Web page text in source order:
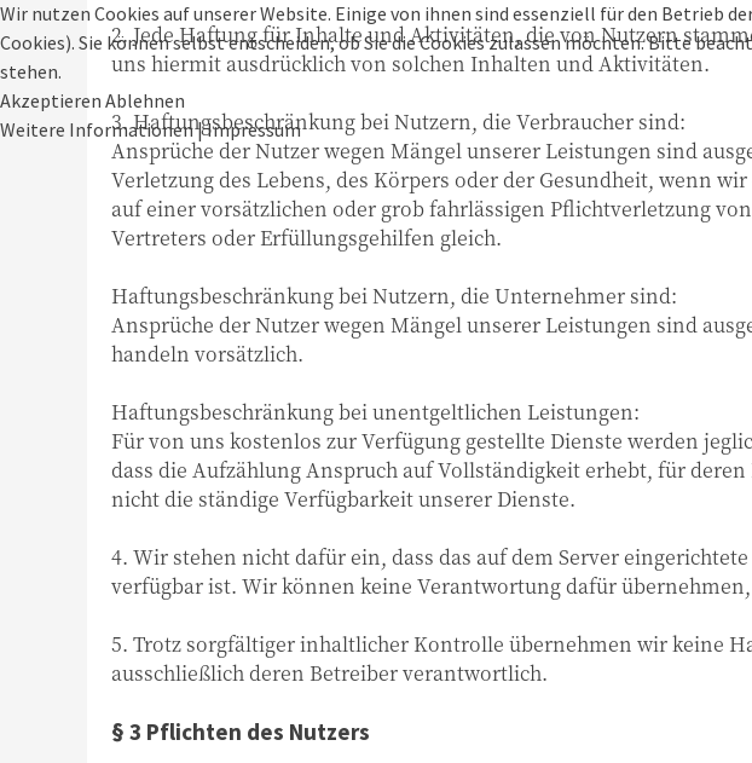
2. Jede Haftung für Inhalte und Aktivitäten, die von Nutzern
uns hiermit ausdrücklich von solchen Inhalten und Aktivitäten.
3. Haftungsbeschränkung bei Nutzern, die Verbraucher sind:
Ansprüche der Nutzer wegen Mängel unserer Leistungen sind
Verletzung des Lebens, des Körpers oder der Gesundheit, wenn
auf einer vorsätzlichen oder grob fahrlässigen Pflichtverletzung
Vertreters oder Erfüllungsgehilfen gleich.
Haftungsbeschränkung bei Nutzern, die Unternehmer sind:
Ansprüche der Nutzer wegen Mängel unserer Leistungen sind
handeln vorsätzlich.
Haftungsbeschränkung bei unentgeltlichen Leistungen:
Für von uns kostenlos zur Verfügung gestellte Dienste werden
dass die Aufzählung Anspruch auf Vollständigkeit erhebt, für
nicht die ständige Verfügbarkeit unserer Dienste.
4. Wir stehen nicht dafür ein, dass das auf dem Server
verfügbar ist. Wir können keine Verantwortung dafür
5. Trotz sorgfältiger inhaltlicher Kontrolle übernehmen wir keine
ausschließlich deren Betreiber verantwortlich.
§ 3 Pflichten des Nutzers
Wir nutzen Cookies auf unserer Website. Einige von ihnen sind essenziell für den Betrieb
Cookies). Sie können selbst entscheiden, ob Sie die Cookies zulassen möchten. Bitte
stehen.
Akzeptieren Ablehnen
Weitere Informationen|Impressum